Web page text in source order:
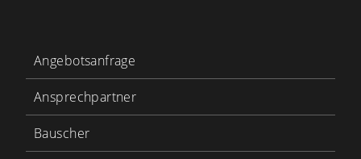
Angebotsanfrage
Ansprechpartner
Bauscher